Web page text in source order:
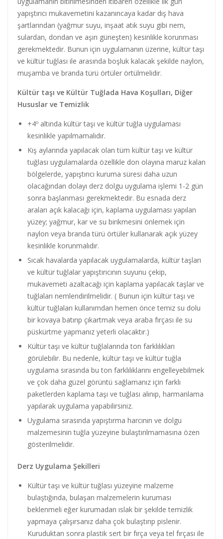
yapıştırıcı mukavemetini kazanıncaya kadar dış hava
şartlarından (yağmur suyu, inşaat atık suyu gibi nem,
sulardan, dondan ve aşırı güneşten) kesinlikle korunması
gerekmektedir. Bunun için uygulamanın üzerine, kültür taşı
ve kültür tuğlası ile arasında boşluk kalacak şekilde naylon,
muşamba ve branda türü örtüler örtülmelidir.
Kültür taşı ve Kültür Tuğlada Hava Koşulları, Diğer
Hususlar ve Temizlik
+4º altında kültür taşı ve kültür tuğla uygulaması
kesinlikle yapılmamalıdır.
Kış aylarında yapılacak olan tüm kültür taşı ve kültür
tuğlası uygulamalarda özellikle don olayına maruz kalan
bölgelerde, yapıştırıcı kuruma süresi daha uzun
olacağından dolayı derz dolgu uygulama işlemi 1-2 gün
sonra başlanması gerekmektedir. Bu esnada derz
araları açık kalacağı için, kaplama uygulaması yapılan
yüzey; yağmur, kar ve su birikmesini önlemek için
naylon veya branda türü örtüler kullanarak açık yüzey
kesinlikle korunmalıdır.
Sıcak havalarda yapılacak uygulamalarda, kültür taşları
ve kültür tuğlalar yapıştırıcının suyunu çekip,
mukavemeti azaltacağı için kaplama yapılacak taşlar ve
tuğlaları nemlendirilmelidir. ( Bunun için kültür taşı ve
kültür tuğlaları kullanımdan hemen önce temiz su dolu
bir kovaya batırıp çıkartmak veya araba fırçası ile su
püskürtme yapmanız yeterli olacaktır.)
Kültür taşı ve kültür tuğlalarında ton farklılıkları
görülebilir. Bu nedenle, kültür taşı ve kültür tuğla
uygulama sırasında bu ton farklılıklarını engelleyebilmek
ve çok daha güzel görüntü sağlamanız için farklı
paketlerden kaplama taşı ve tuğlası alınıp, harmanlama
yapılarak uygulama yapabilirsiniz.
Uygulama sırasında yapıştırma harcının ve dolgu
malzemesinin tuğla yüzeyine bulaştırılmamasına özen
gösterilmelidir.
Derz Uygulama Şekilleri
Kültür taşı ve kültür tuğlası yüzeyine malzeme
bulaştığında, bulaşan malzemelerin kuruması
beklenmeli eğer kurumadan ıslak bir şekilde temizlik
yapmaya çalışırsanız daha çok bulaştırıp pislenir.
Kuruduktan sonra plastik sert bir fırça veya tel fırçası ile